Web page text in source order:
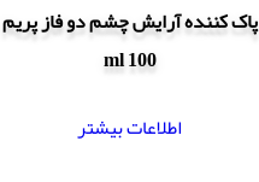
پاک کننده آرایش چشم دو فاز پریم
100 ml
اطلاعات بیشتر